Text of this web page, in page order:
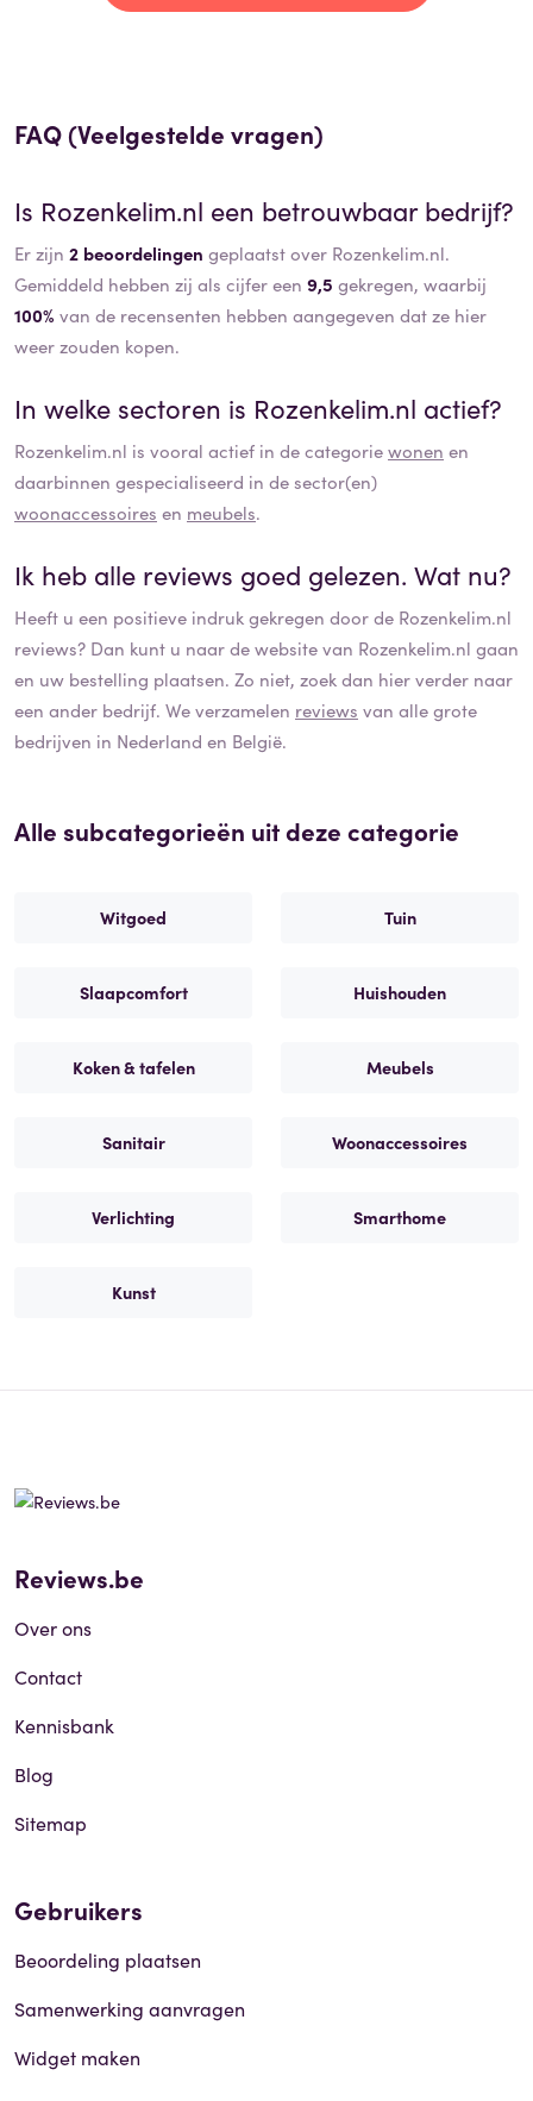
FAQ (Veelgestelde vragen)
Is Rozenkelim.nl een betrouwbaar bedrijf?
Er zijn 2 beoordelingen geplaatst over Rozenkelim.nl.
Gemiddeld hebben zij als cijfer een 9,5 gekregen, waarbij
100% van de recensenten hebben aangegeven dat ze hier
weer zouden kopen.
In welke sectoren is Rozenkelim.nl actief?
Rozenkelim.nl is vooral actief in de categoriewonen en
daarbinnen gespecialiseerd in de sector(en)
woonaccessoires en meubels.
Ik heb alle reviews goed gelezen. Wat nu?
Heeft u een positieve indruk gekregen door de Rozenkelim.nl
reviews? Dan kunt u naar de website van Rozenkelim.nl gaan
en uw bestelling plaatsen. Zo niet, zoek dan hier verder naar
een ander bedrijf. We verzamelen reviews van alle grote
bedrijven in Nederland en België.
Alle subcategorieën uit deze categorie
Witgoed Tuin
Slaapcomfort Huishouden
Koken & tafelen Meubels
Sanitair Woonaccessoires
Verlichting Smarthome
Kunst
Reviews.be
Over ons
Contact
Kennisbank
Blog
Sitemap
Gebruikers
Beoordeling plaatsen
Samenwerking aanvragen
Widget maken